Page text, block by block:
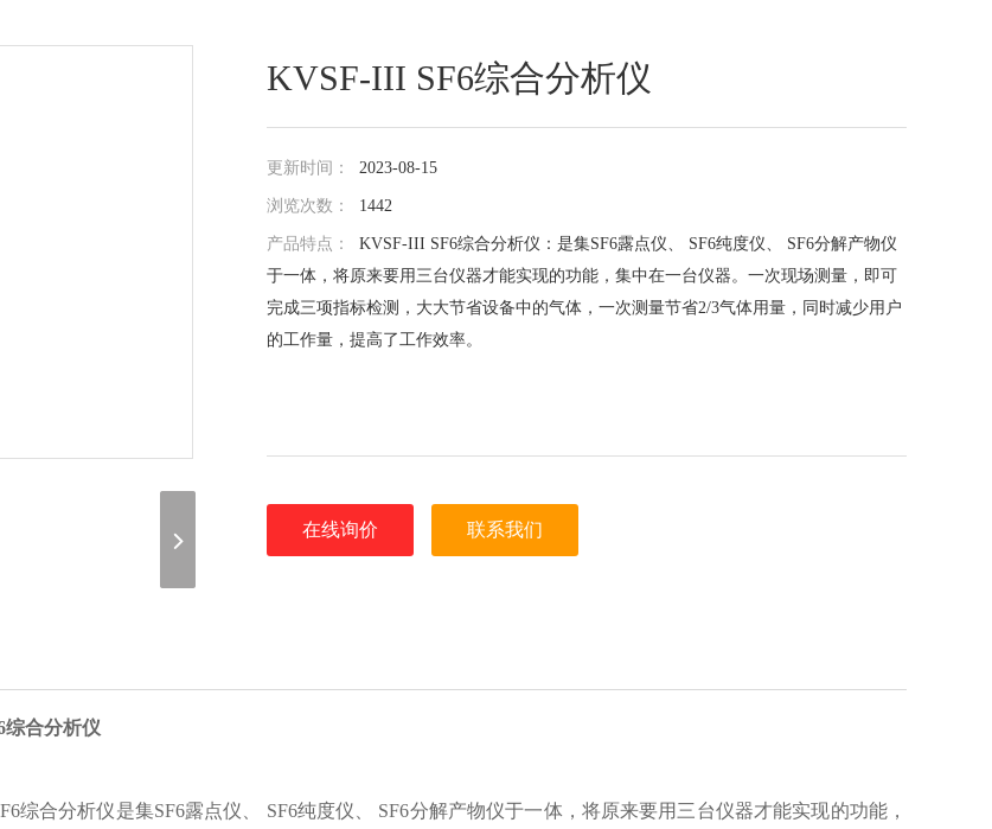
KVSF-III SF6综合分析仪
更新时间： 2023-08-15
浏览次数： 1442
产品特点： KVSF-III SF6综合分析仪：是集SF6露点仪、 SF6纯度仪、 SF6分解产物仪
于一体，将原来要用三台仪器才能实现的功能，集中在一台仪器。一次现场测量，即可
完成三项指标检测，大大节省设备中的气体，一次测量节省2/3气体用量，同时减少用户
的工作量，提高了工作效率。
在线询价 联系我们
合分析仪
综合分析仪是集SF6露点仪、 SF6纯度仪、 SF6分解产物仪于一体，将原来要用三台仪器才能实现的功能，